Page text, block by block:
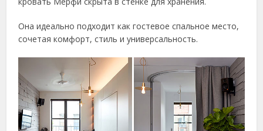
Она идеально подходит как гостевое спальное место,
сочетая комфорт, стиль и универсальность.